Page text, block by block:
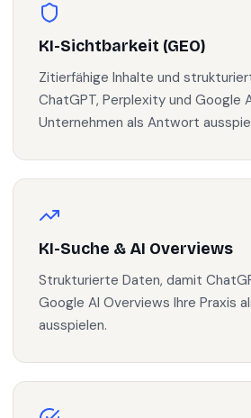
KI-Sichtbarkeit (GEO)
Zitierfähige Inhalte und
ChatGPT, Perplexity und Google
Unternehmen als Antwort
KI-Suche & AI Overviews
Strukturierte Daten, damit
Google AI Overviews Ihre Praxis
ausspielen.